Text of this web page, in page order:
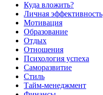
Куда вложить?
Личная эффективность
Мотивация
Образование
Отдых
Отношения
Психология успеха
Саморазвитие
Стиль
Тайм-менеджмент